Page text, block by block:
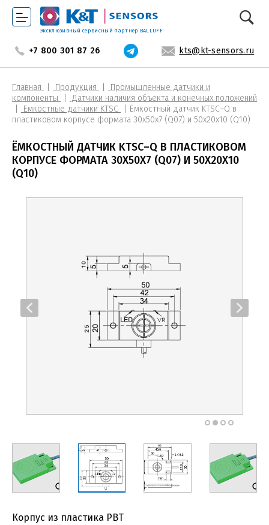
Эксклюзивный сервисный партнер BALLUFF
+7 800 301 87 26 kts@kt-sensors.ru
Главная Продукция
Промышленные датчики и
компоненты
Датчики наличия объекта и конечных положений
Емкостные датчики KTSC
Ёмкостный датчик KTSС–Q в
пластиковом корпусе формата 30х50х7 (Q07) и 50х20х10 (Q10)
ЁМКОСТНЫЙ ДАТЧИК KTSС–Q В ПЛАСТИКОВОМ
КОРПУСЕ ФОРМАТА 30Х50Х7 (Q07) И 50Х20Х10
(Q10)
Корпус из пластика PBT